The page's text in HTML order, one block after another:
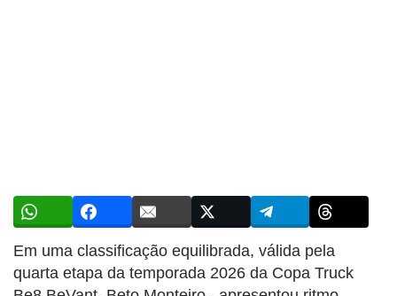
Em uma classificação equilibrada, válida pela
quarta etapa da temporada 2026 da Copa Truck